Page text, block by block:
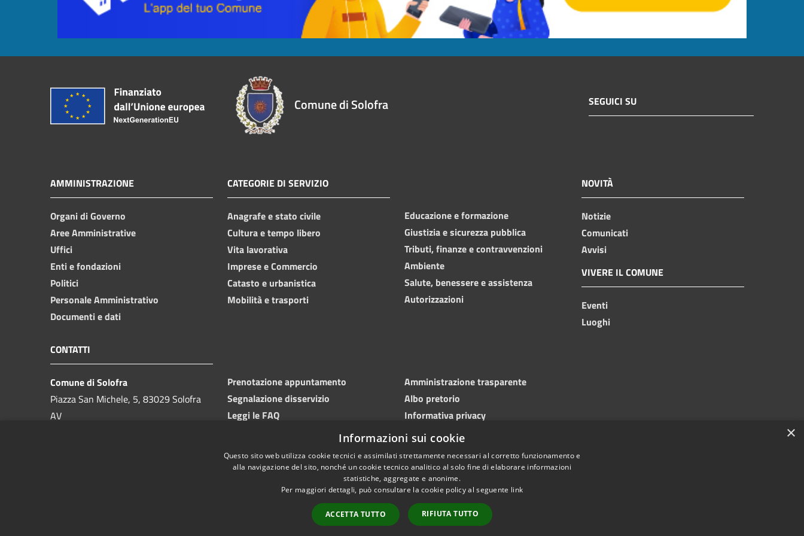
Comune di Solofra SEGUICI SU
AMMINISTRAZIONE
Organi di Governo
Aree Amministrative
Uffici
Enti e fondazioni
Politici
Personale Amministrativo
Documenti e dati
CATEGORIE DI SERVIZIO
Anagrafe e stato civile
Cultura e tempo libero
Vita lavorativa
Imprese e Commercio
Catasto e urbanistica
Mobilità e trasporti
Educazione e formazione
Giustizia e sicurezza pubblica
Tributi, finanze e contravvenzioni
Ambiente
Salute, benessere e assistenza
Autorizzazioni
NOVITÀ
Notizie
Comunicati
Avvisi
VIVERE IL COMUNE
Eventi
Luoghi
CONTATTI
Comune di Solofra
Piazza San Michele, 5, 83029 Solofra
AV
Prenotazione appuntamento
Segnalazione disservizio
Leggi le FAQ
Amministrazione trasparente
Albo pretorio
Informativa privacy
Note legali
×
Informazioni sui cookie
Questo sito web utilizza cookie tecnici e assimilati strettamente necessari al corretto funzionamento e
alla navigazione del sito, nonché un cookie tecnico analitico al solo fine di elaborare informazioni
statistiche, aggregate e anonime.
Per maggiori dettagli, può consultare la cookie policy al seguente link
ACCETTA TUTTO RIFIUTA TUTTO